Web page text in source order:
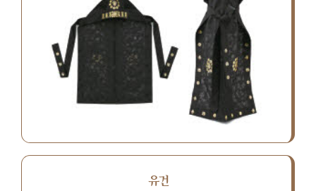
유건